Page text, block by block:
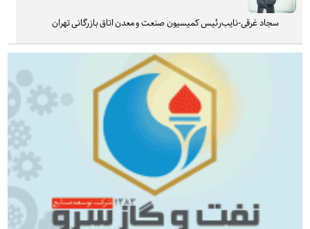
سجاد غرقی-نایب‌رئیس کمیسیون صنعت و معدن اتاق بازرگانی تهران